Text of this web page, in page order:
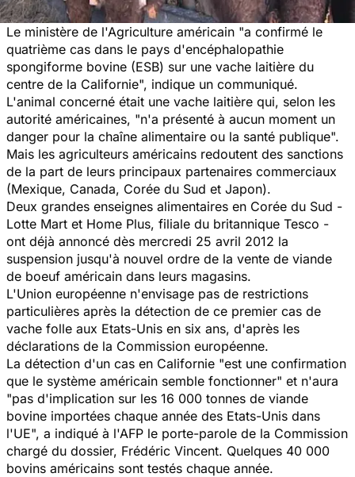
Le ministère de l'Agriculture américain "a confirmé le
quatrième cas dans le pays d'encéphalopathie
spongiforme bovine (ESB) sur une vache laitière du
centre de la Californie", indique un communiqué.
L'animal concerné était une vache laitière qui, selon les
autorité américaines, "n'a présenté à aucun moment un
danger pour la chaîne alimentaire ou la santé publique".
Mais les agriculteurs américains redoutent des sanctions
de la part de leurs principaux partenaires commerciaux
(Mexique, Canada, Corée du Sud et Japon).
Deux grandes enseignes alimentaires en Corée du Sud -
Lotte Mart et Home Plus, filiale du britannique Tesco -
ont déjà annoncé dès mercredi 25 avril 2012 la
suspension jusqu'à nouvel ordre de la vente de viande
de boeuf américain dans leurs magasins.
L'Union européenne n'envisage pas de restrictions
particulières après la détection de ce premier cas de
vache folle aux Etats-Unis en six ans, d'après les
déclarations de la Commission européenne.
La détection d'un cas en Californie "est une confirmation
que le système américain semble fonctionner" et n'aura
"pas d'implication sur les 16 000 tonnes de viande
bovine importées chaque année des Etats-Unis dans
l'UE", a indiqué à l'AFP le porte-parole de la Commission
chargé du dossier, Frédéric Vincent. Quelques 40 000
bovins américains sont testés chaque année.